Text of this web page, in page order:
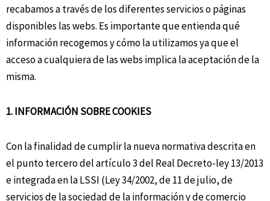
recabamos a través de los diferentes servicios o páginas
disponibles las webs. Es importante que entienda qué
información recogemos y cómo la utilizamos ya que el
acceso a cualquiera de las webs implica la aceptación de la
misma.
1. INFORMACIÓN SOBRE COOKIES
Con la finalidad de cumplir la nueva normativa descrita en
el punto tercero del artículo 3 del Real Decreto-ley 13/2013
e integrada en la LSSI (Ley 34/2002, de 11 de julio, de
servicios de la sociedad de la información y de comercio